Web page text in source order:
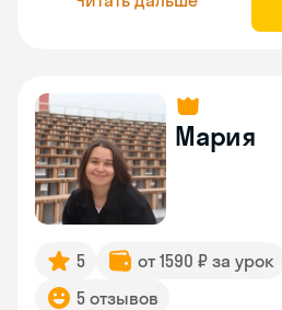
Мария
5 от 1590 ₽ за урок
5 отзывов